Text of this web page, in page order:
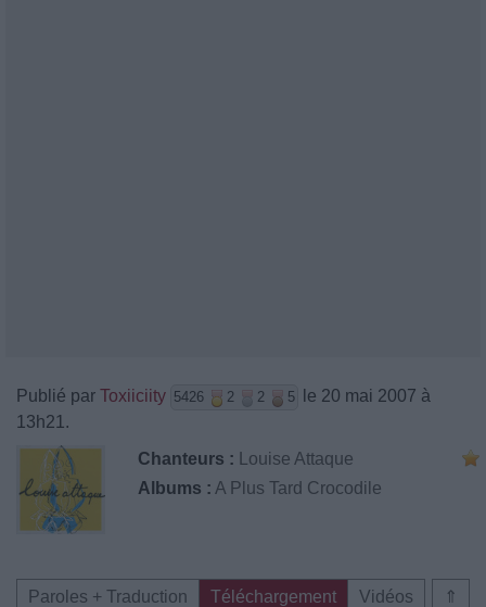
Publié par Toxiiciity 5426 2 2 5
le 20 mai 2007 à
13h21.
Chanteurs :
Louise Attaque
Albums : A Plus Tard Crocodile
⇑
Paroles + Traduction Téléchargement
Vidéos